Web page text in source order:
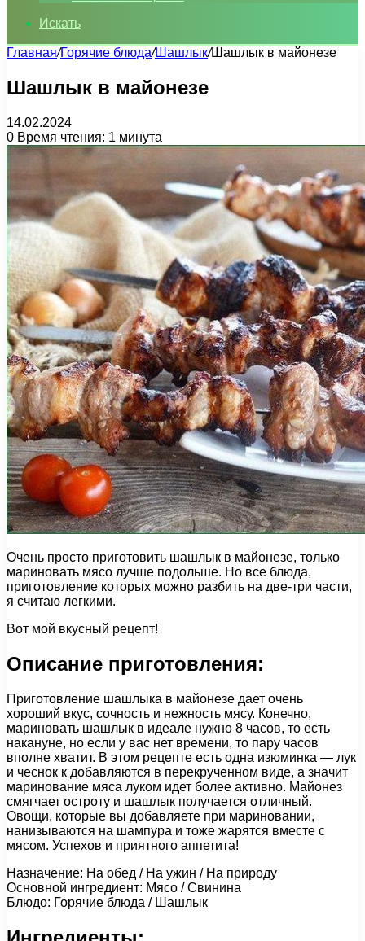
Искать
Главная/Горячие блюда/Шашлык/Шашлык в майонезе
Шашлык в майонезе
14.02.2024
0 Время чтения: 1 минута
Очень просто приготовить шашлык в майонезе, только
мариновать мясо лучше подольше. Но все блюда,
приготовление которых можно разбить на две-три части,
я считаю легкими.
Вот мой вкусный рецепт!
Описание приготовления:
Приготовление шашлыка в майонезе дает очень
хороший вкус, сочность и нежность мясу. Конечно,
мариновать шашлык в идеале нужно 8 часов, то есть
накануне, но если у вас нет времени, то пару часов
вполне хватит. В этом рецепте есть одна изюминка — лук
и чеснок к добавляются в перекрученном виде, а значит
маринование мяса луком идет более активно. Майонез
смягчает остроту и шашлык получается отличный.
Овощи, которые вы добавляете при мариновании,
нанизываются на шампура и тоже жарятся вместе с
мясом. Успехов и приятного аппетита!
Назначение: На обед / На ужин / На природу
Основной ингредиент: Мясо / Свинина
Блюдо: Горячие блюда / Шашлык